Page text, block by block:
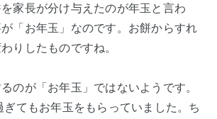
家長が分け与えたのが年玉と言わ
「お年玉」なのです。お餅からすれ
りしたものですね。
のが「お年玉」ではないようです。
てもお年玉をもらっていました。ち